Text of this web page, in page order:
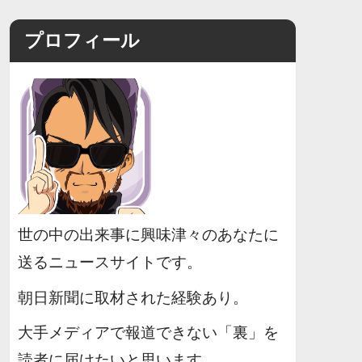
プロフィール
世の中の出来事に興味津々のあなたに
送るニュースサイトです。
朝日新聞に取材された経験あり。
大手メディアで報道できない「裏」を